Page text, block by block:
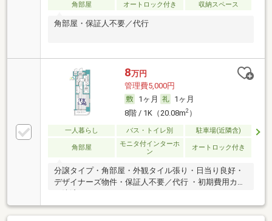
角部屋
オートロック付き 収納スペース
角部屋・保証人不要／代行
8万円
管理費5,000円
1ヶ月
1ヶ月
8階 / 1K（20.08m2）
一人暮らし バス・トイレ別 駐車場(近隣含)
角部屋
モニタ付インターホ
ン
オートロック付き
分譲タイプ・角部屋・外観タイル張り・日当り良好・
デザイナーズ物件・保証人不要／代行 ・初期費用カー
ド決済可